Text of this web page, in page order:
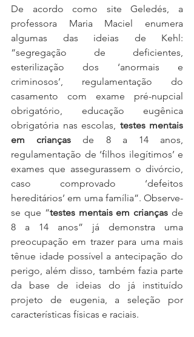
De acordo como site Geledés, a
professora Maria Maciel enumera
algumas das ideias de Kehl:
“segregação de deficientes,
esterilização dos ‘anormais e
criminosos’, regulamentação do
casamento com exame pré-nupcial
obrigatório, educação eugênica
obrigatória nas escolas, testes mentais
em crianças de 8 a 14 anos,
regulamentação de ‘filhos ilegítimos’ e
exames que assegurassem o divórcio,
caso comprovado ‘defeitos
hereditários’ em uma família”. Observe-
se que “testes mentais em crianças de
8 a 14 anos” já demonstra uma
preocupação em trazer para uma mais
tênue idade possível a antecipação do
perigo, além disso, também fazia parte
da base de ideias do já instituído
projeto de eugenia, a seleção por
características físicas e raciais.